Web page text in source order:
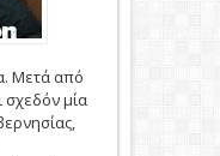
Μετά από
μία